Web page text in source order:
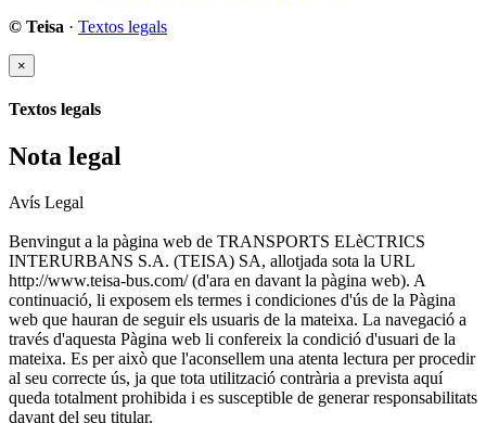
© Teisa · Textos legals
×
Textos legals
Nota legal
Avís Legal
Benvingut a la pàgina web de TRANSPORTS ELèCTRICS
INTERURBANS S.A. (TEISA) SA, allotjada sota la URL
http://www.teisa-bus.com/ (d'ara en davant la pàgina web). A
continuació, li exposem els termes i condiciones d'ús de la Pàgina
web que hauran de seguir els usuaris de la mateixa. La navegació a
través d'aquesta Pàgina web li confereix la condició d'usuari de la
mateixa. Es per això que l'aconsellem una atenta lectura per procedir
al seu correcte ús, ja que tota utilització contrària a prevista aquí
queda totalment prohibida i es susceptible de generar responsabilitats
davant del seu titular.